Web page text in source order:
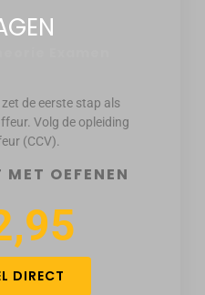
de eerste stap als
Volg de opleiding
(CCV).
OEFENEN
DIRECT